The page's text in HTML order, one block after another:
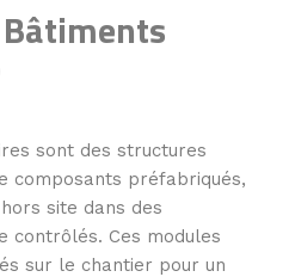
sont des structures
composants préfabriqués,
site dans des
contrôlés. Ces modules
sur le chantier pour un